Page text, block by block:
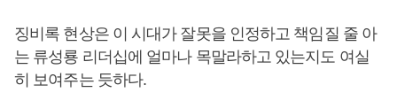
징비록 현상은 이 시대가 잘못을 인정하고 책임질 줄 아
는 류성룡 리더십에 얼마나 목말라하고 있는지도 여실
히 보여주는 듯하다.